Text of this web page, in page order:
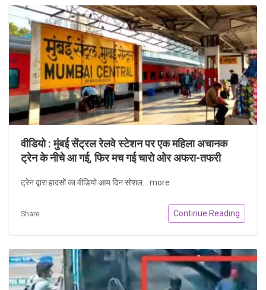
वीडियो : मुंबई सेंट्रल रेलवे स्टेशन पर एक महिला अचानक
ट्रेन के नीचे आ गई, फिर मच गई चारो ओर अफरा-तफरी
ट्रेन द्वारा हादसों का वीडियो आय दिन सोशल... more
Share Continue Reading